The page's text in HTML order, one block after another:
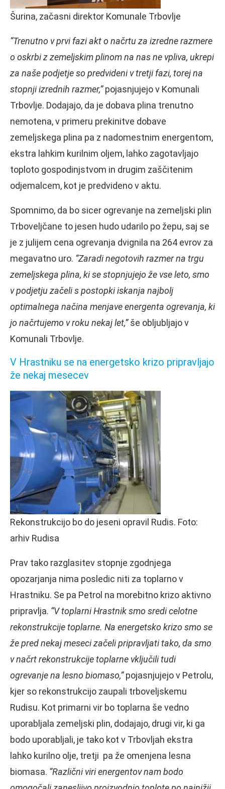
Šurina, začasni direktor Komunale Trbovlje
“Trenutno v prvi fazi akt o načrtu za izredne razmere
o oskrbi z zemeljskim plinom na nas ne vpliva, ukrepi
za naše podjetje so predvideni v tretji fazi, torej na
stopnji izrednih razmer,”pojasnjujejo v Komunali
Trbovlje. Dodajajo, da je dobava plina trenutno
nemotena, v primeru prekinitve dobave
zemeljskega plina pa z nadomestnim energentom,
ekstra lahkim kurilnim oljem, lahko zagotavljajo
toploto gospodinjstvom in drugim zaščitenim
odjemalcem, kot je predvideno v aktu.
Spomnimo, da bo sicer ogrevanje na zemeljski plin
Trboveljčane to jesen hudo udarilo po žepu, saj se
je z julijem cena ogrevanja dvignila na 264 evrov za
megavatno uro. “Zaradi negotovih razmer na trgu
zemeljskega plina, ki se stopnjujejo že vse leto, smo
v podjetju začeli s postopki iskanja najbolj
optimalnega načina menjave energenta ogrevanja, ki
jo načrtujemo v roku nekaj let,”še obljubljajo v
Komunali Trbovlje.
V Hrastniku se na energetsko krizo pripravljajo
že nekaj mesecev
Rekonstrukcijo bo do jeseni opravil Rudis. Foto:
arhiv Rudisa
Prav tako razglasitev stopnje zgodnjega
opozarjanja nima posledic niti za toplarno v
Hrastniku. Se pa Petrol na morebitno krizo aktivno
pripravlja. “V toplarni Hrastnik smo sredi celotne
rekonstrukcije toplarne. Na energetsko krizo smo se
že pred nekaj meseci začeli pripravljati tako, da smo
v načrt rekonstrukcije toplarne vključili tudi
ogrevanje na lesno biomaso,”pojasnjujejo v Petrolu,
kjer so rekonstrukcijo zaupali trboveljskemu
Rudisu. Kot primarni vir bo toplarna še vedno
uporabljala zemeljski plin, dodajajo, drugi vir, ki ga
bodo uporabljali, je tako kot v Trbovljah ekstra
lahko kurilno olje, tretji pa že omenjena lesna
biomasa. “Različni viri energentov nam bodo